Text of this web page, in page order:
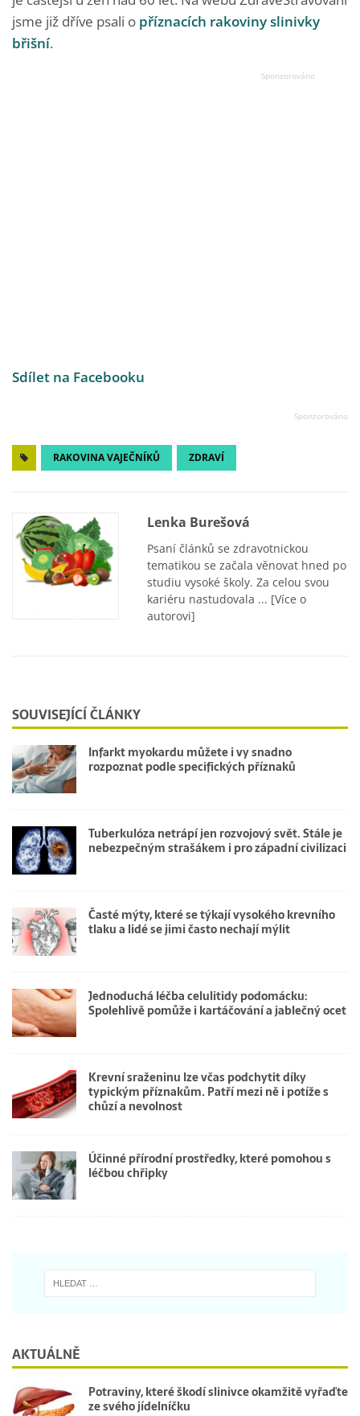
jsme již dříve psali o příznacích rakoviny slinivky
břišní.
Sdílet na Facebooku
RAKOVINA VAJEČNÍKŮ ZDRAVÍ
Lenka Burešová
Psaní článků se zdravotnickou
tematikou se začala věnovat hned po
studiu vysoké školy. Za celou svou
kariéru nastudovala ... [Více o
autorovi]
SOUVISEJÍCÍ ČLÁNKY
Infarkt myokardu můžete i vy snadno
rozpoznat podle specifických příznaků
Tuberkulóza netrápí jen rozvojový svět. Stále je
nebezpečným strašákem i pro západní civilizaci
Časté mýty, které se týkají vysokého krevního
tlaku a lidé se jimi často nechají mýlit
Jednoduchá léčba celulitidy podomácku:
Spolehlivě pomůže i kartáčování a jablečný ocet
Krevní sraženinu lze včas podchytit díky
typickým příznakům. Patří mezi ně i potíže s
chůzí a nevolnost
Účinné přírodní prostředky, které pomohou s
léčbou chřipky
AKTUÁLNĚ
Potraviny, které škodí slinivce okamžitě vyřaďte
ze svého jídelníčku